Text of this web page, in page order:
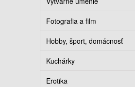
Fotografia a film
Hobby, šport, domácnosť
Kuchárky
Erotika